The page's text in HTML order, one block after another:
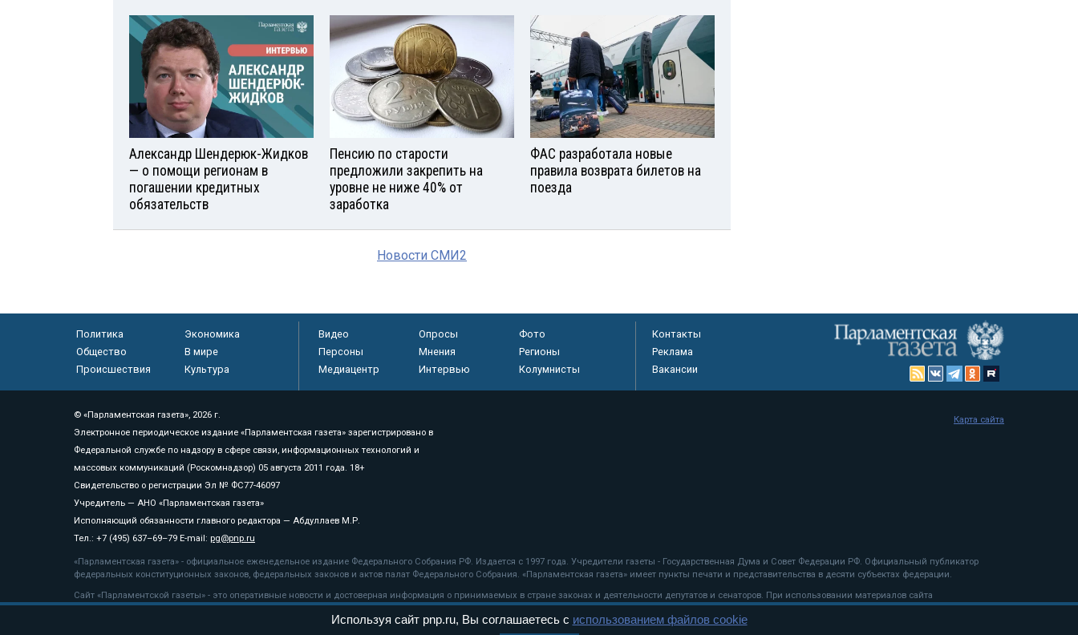
Александр Шендерюк-Жидков
— о помощи регионам в
погашении кредитных
обязательств
Пенсию по старости
предложили закрепить на
уровне не ниже 40% от
заработка
ФАС разработала новые
правила возврата билетов на
поезда
Новости СМИ2
Политика
Экономика
Общество
В мире
Происшествия
Культура
Видео Опросы
Фото
Персоны
Мнения
Регионы
Медиацентр
Интервью Колумнисты
Контакты
Реклама
Вакансии
© «Парламентская газета», 2026 г.
Электронное периодическое издание «Парламентская газета» зарегистрировано в
Федеральной службе по надзору в сфере связи, информационных технологий и
массовых коммуникаций (Роскомнадзор) 05 августа 2011 года. 18+
Свидетельство о регистрации Эл № ФС77-46097
Учредитель — АНО «Парламентская газета»
Исполняющий обязанности главного редактора — Абдуллаев М.Р.
Тел.: +7 (495) 637–69–79 E-mail: pg@pnp.ru
«Парламентская газета» - официальное еженедельное издание Федерального Собрания РФ. Издается с 1997 года. Учредители газеты - Государственная Дума и Совет Федерации РФ. Официальный публикатор
федеральных конституционных законов, федеральных законов и актов палат Федерального Собрания. «Парламентская газета» имеет пункты печати и представительства в десяти субъектах федерации.
Сайт «Парламентской газеты» - это оперативные новости и достоверная информация о принимаемых в стране законах и деятельности депутатов и сенаторов. При использовании материалов сайта
«Парламентской газеты» активная ссылка на pnp.ru обязательна.
рекомендательные технологии
Карта сайта
Используя сайт pnp.ru, Вы соглашаетесь с использованием файлов cookie